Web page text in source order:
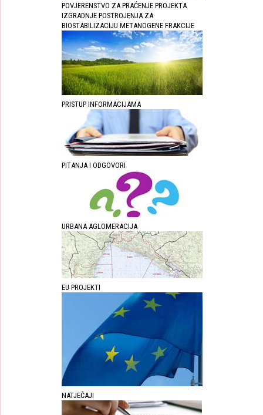
POVJERENSTVO ZA PRAĆENJE PROJEKTA
IZGRADNJE POSTROJENJA ZA
BIOSTABILIZACIJU METANOGENE FRAKCIJE
PRISTUP INFORMACIJAMA
PITANJA I ODGOVORI
URBANA AGLOMERACIJA
EU PROJEKTI
NATJEČAJI